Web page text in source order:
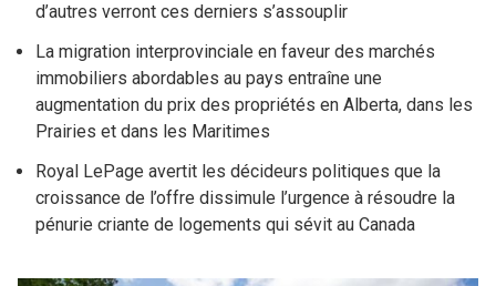
d’autres verront ces derniers s’assouplir
La migration interprovinciale en faveur des marchés
immobiliers abordables au pays entraîne une
augmentation du prix des propriétés en Alberta, dans les
Prairies et dans les Maritimes
Royal LePage avertit les décideurs politiques que la
croissance de l’offre dissimule l’urgence à résoudre la
pénurie criante de logements qui sévit au Canada